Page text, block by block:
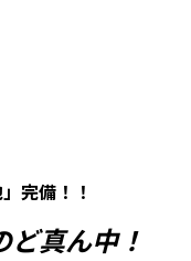
完備！！
ど真ん中！